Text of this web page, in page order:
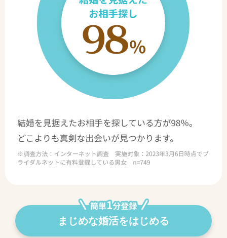
まじめな婚活をはじめる